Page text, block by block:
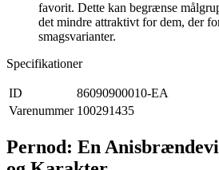
favorit. Dette kan begrænse
det mindre attraktivt for dem, der
smagsvarianter.
Specifikationer
ID
86090900010-EA
Varenummer 100291435
Pernod: En